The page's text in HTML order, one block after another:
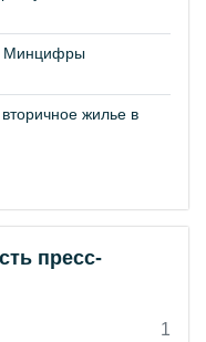
Минцифры
жилье в
пресс-
1